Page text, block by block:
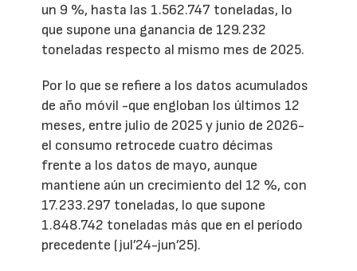
un 9 %, hasta las 1.562.747 toneladas, lo
que supone una ganancia de 129.232
toneladas respecto al mismo mes de 2025.
Por lo que se refiere a los datos acumulados
de año móvil -que engloban los últimos 12
meses, entre julio de 2025 y junio de 2026-
el consumo retrocede cuatro décimas
frente a los datos de mayo, aunque
mantiene aún un crecimiento del 12 %, con
17.233.297 toneladas, lo que supone
1.848.742 toneladas más que en el período
precedente (jul’24-jun’25).